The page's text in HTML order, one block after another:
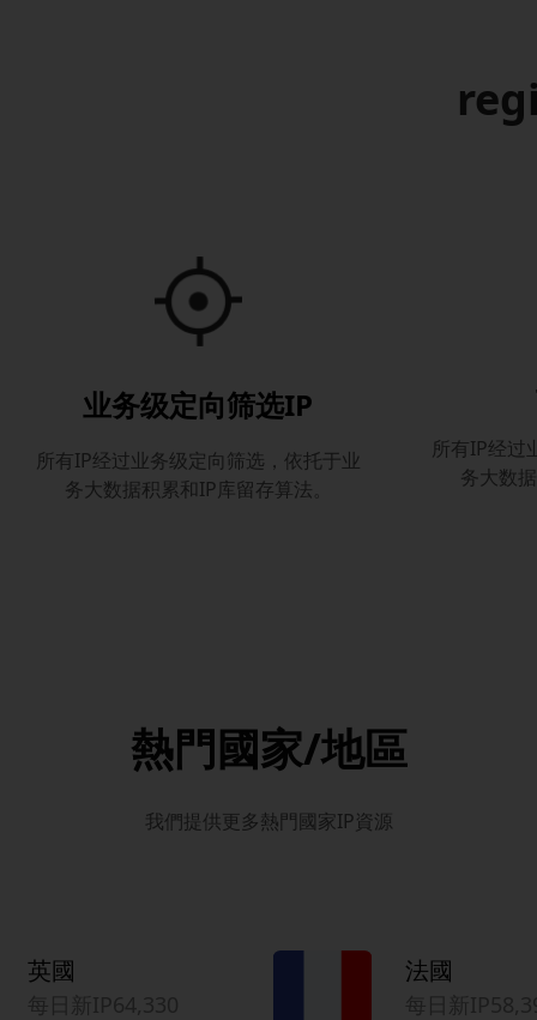
业务级定向筛选IP
所有IP经过业务级定向筛选，依托于业
务大数据积累和IP库留存算法。
所有IP经过
务大数
熱門國家/地區
我們提供更多熱門國家IP資源
英國 法國